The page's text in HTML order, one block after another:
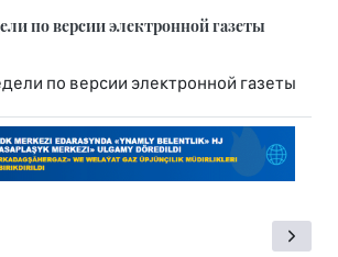
по версии электронной газеты
по версии электронной газеты